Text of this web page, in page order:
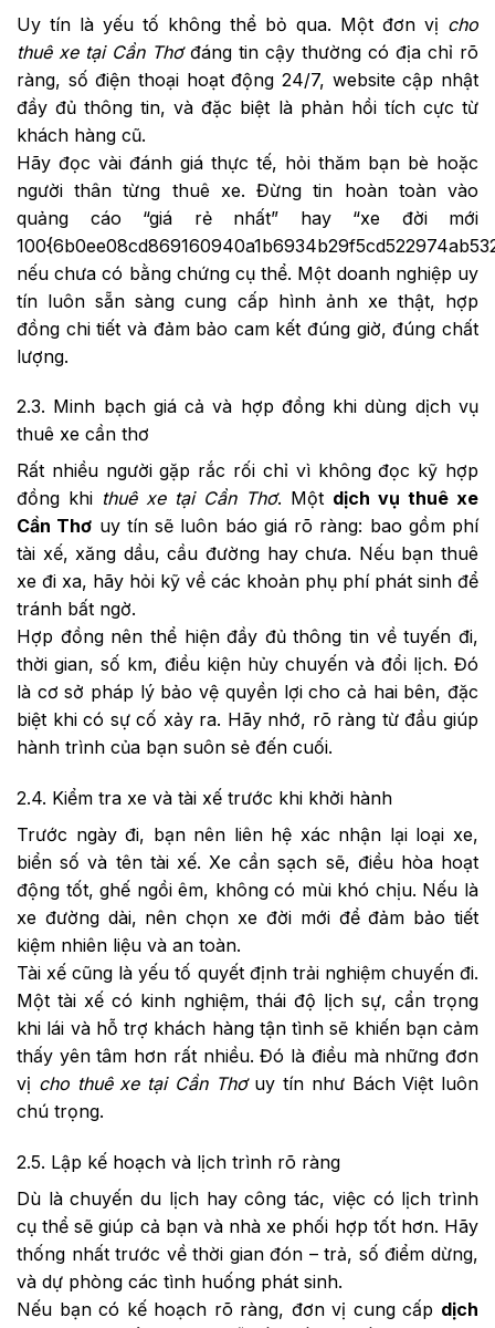
Uy tín là yếu tố không thể bỏ qua. Một đơn vị cho
thuê xe tại Cần Thơđáng tin cậy thường có địa chỉ rõ
ràng, số điện thoại hoạt động 24/7, website cập nhật
đầy đủ thông tin, và đặc biệt là phản hồi tích cực từ
khách hàng cũ.
Hãy đọc vài đánh giá thực tế, hỏi thăm bạn bè hoặc
người thân từng thuê xe. Đừng tin hoàn toàn vào
quảng cáo “giá rẻ nhất” hay “xe đời mới
nếu chưa có bằng chứng cụ thể. Một doanh nghiệp uy
tín luôn sẵn sàng cung cấp hình ảnh xe thật, hợp
đồng chi tiết và đảm bảo cam kết đúng giờ, đúng chất
lượng.
2.3. Minh bạch giá cả và hợp đồng khi dùng dịch vụ
thuê xe cần thơ
Rất nhiều người gặp rắc rối chỉ vì không đọc kỹ hợp
đồng khi thuê xe tại Cần Thơ. Một dịch vụ thuê xe
Cần Thơ uy tín sẽ luôn báo giá rõ ràng: bao gồm phí
tài xế, xăng dầu, cầu đường hay chưa. Nếu bạn thuê
xe đi xa, hãy hỏi kỹ về các khoản phụ phí phát sinh để
tránh bất ngờ.
Hợp đồng nên thể hiện đầy đủ thông tin về tuyến đi,
thời gian, số km, điều kiện hủy chuyến và đổi lịch. Đó
là cơ sở pháp lý bảo vệ quyền lợi cho cả hai bên, đặc
biệt khi có sự cố xảy ra. Hãy nhớ, rõ ràng từ đầu giúp
hành trình của bạn suôn sẻ đến cuối.
2.4. Kiểm tra xe và tài xế trước khi khởi hành
Trước ngày đi, bạn nên liên hệ xác nhận lại loại xe,
biển số và tên tài xế. Xe cần sạch sẽ, điều hòa hoạt
động tốt, ghế ngồi êm, không có mùi khó chịu. Nếu là
xe đường dài, nên chọn xe đời mới để đảm bảo tiết
kiệm nhiên liệu và an toàn.
Tài xế cũng là yếu tố quyết định trải nghiệm chuyến đi.
Một tài xế có kinh nghiệm, thái độ lịch sự, cẩn trọng
khi lái và hỗ trợ khách hàng tận tình sẽ khiến bạn cảm
thấy yên tâm hơn rất nhiều. Đó là điều mà những đơn
vị cho thuê xe tại Cần Thơuy tín như Bách Việt luôn
chú trọng.
2.5. Lập kế hoạch và lịch trình rõ ràng
Dù là chuyến du lịch hay công tác, việc có lịch trình
cụ thể sẽ giúp cả bạn và nhà xe phối hợp tốt hơn. Hãy
thống nhất trước về thời gian đón – trả, số điểm dừng,
và dự phòng các tình huống phát sinh.
Nếu bạn có kế hoạch rõ ràng, đơn vị cung cấp dịch